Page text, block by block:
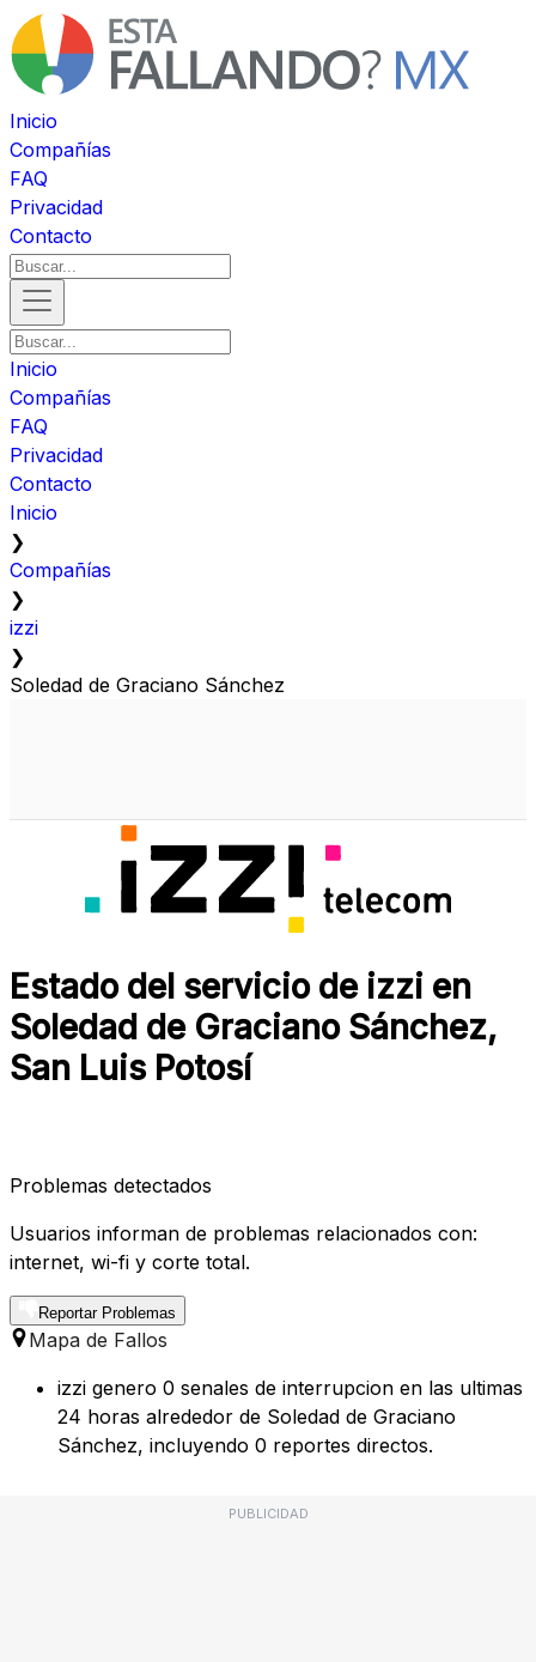
Inicio
Compañías
FAQ
Privacidad
Contacto
Inicio
Compañías
FAQ
Privacidad
Contacto
Inicio
❯
Compañías
❯
izzi
❯
Soledad de Graciano Sánchez
Estado del servicio de izzi en
Soledad de Graciano Sánchez,
San Luis Potosí
Problemas detectados
Usuarios informan de problemas relacionados con:
internet, wi-fi y corte total.
Reportar Problemas
Mapa de Fallos
izzi genero 0 senales de interrupcion en las ultimas
24 horas alrededor de Soledad de Graciano
Sánchez, incluyendo 0 reportes directos.
PUBLICIDAD